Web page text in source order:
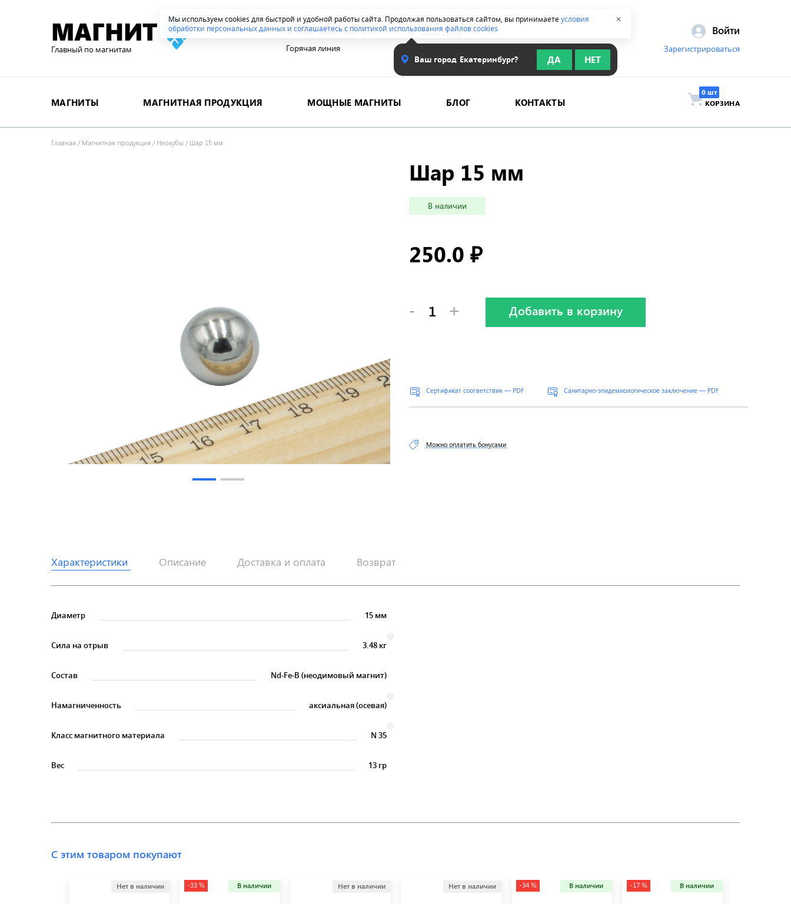
Мы используем cookies для быстрой и удобной работы сайта. Продолжая пользоваться сайтом, вы принимаетеусловия
обработки персональных данных и соглашаетесь с политикой использования файлов cookies
✕
МАГНИТ
Главный по магнитам
8 800 555-42-96
Горячая линия
Ваш город: Калуга
Ваш город Екатеринбург? ДА НЕТ
Войти
Зарегистрироваться
МАГНИТЫ МАГНИТНАЯ ПРОДУКЦИЯ МОЩНЫЕ МАГНИТЫ БЛОГ КОНТАКТЫ КОРЗИНА
Главная /Магнитная продукция /Неокубы /Шар 15 мм
Шар 15 мм
В наличии
250.0 ₽
- + Добавить в корзину
Сертификат соответствия — PDF Санитарно-эпидемиологическое заключение — PDF
Можно оплатить бонусами
Характеристики Описание Доставка и оплата Возврат
Диаметр 15 мм
Сила на отрыв 3.48 кг
Состав Nd-Fe-B (неодимовый магнит)
Намагниченность аксиальная (осевая)
Класс магнитного материала N 35
Вес 13 гр
С этим товаром покупают
Нет в наличии -33 % В наличии Нет в наличии Нет в наличии -34 % В наличии -17 % В наличии